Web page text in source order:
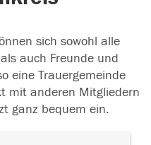
sich sowohl alle
auch Freunde und
eine Trauergemeinde
mit anderen Mitgliedern
ganz bequem ein.